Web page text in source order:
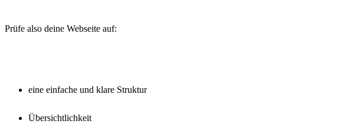
Prüfe also deine Webseite auf:
eine einfache und klare Struktur
Übersichtlichkeit